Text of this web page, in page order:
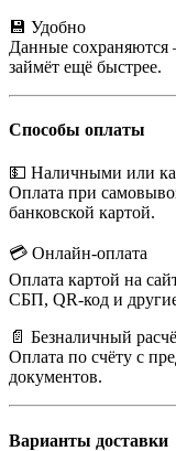
💾 Удобно
Данные
займёт ещё быстрее.
Способы оплаты
💵 Наличными или
Оплата при
банковской картой.
💳 Онлайн-оплата
Оплата картой на
СБП, QR-код и
📄 Безналичный
Оплата по счёту с
документов.
Варианты доставки